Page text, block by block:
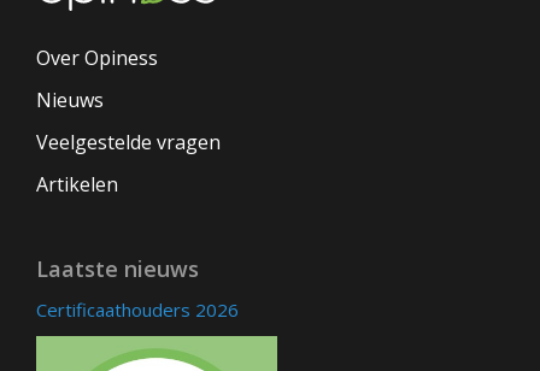
Over Opiness
Nieuws
Veelgestelde vragen
Artikelen
Laatste nieuws
Certificaathouders 2026